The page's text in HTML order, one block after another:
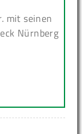
mit seinen
Nürnberg